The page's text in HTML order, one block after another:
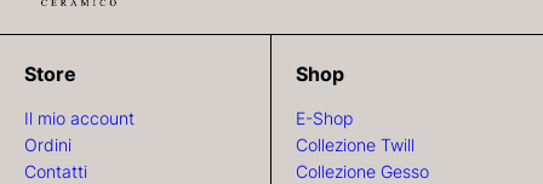
Store
Il mio account
Ordini
Contatti
Shop
E-Shop
Collezione Twill
Collezione Gesso